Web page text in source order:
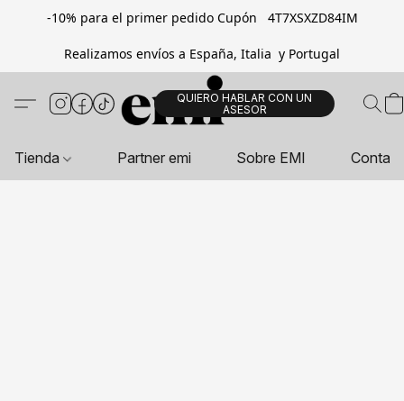
-10% para el primer pedido Cupón 4T7XSXZD84IM
Realizamos envíos a España, Italia y Portugal
QUIERO HABLAR CON UN
ASESOR
Tienda Partner emi Sobre EMI